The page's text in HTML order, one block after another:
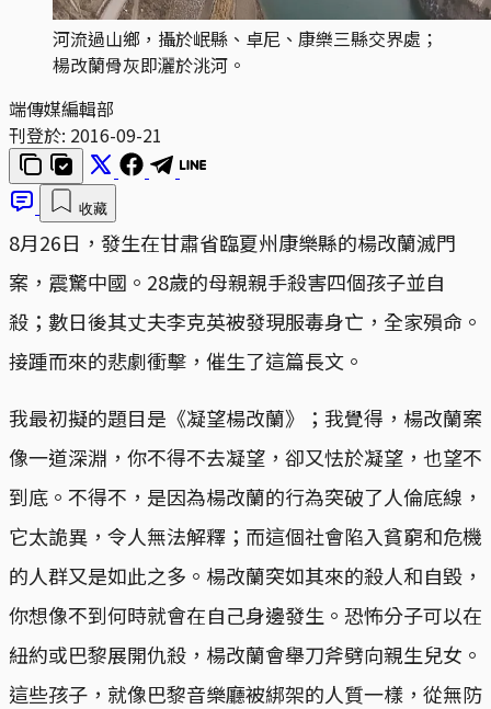
河流過山鄉，攝於岷縣、卓尼、康樂三縣交界處；
楊改蘭骨灰即灑於洮河。
端傳媒編輯部
刊登於: 2016-09-21
收藏
8月26日，發生在甘肅省臨夏州康樂縣的楊改蘭滅門
案，震驚中國。28歲的母親親手殺害四個孩子並自
殺；數日後其丈夫李克英被發現服毒身亡，全家殞命。
接踵而來的悲劇衝擊，催生了這篇長文。
我最初擬的題目是《凝望楊改蘭》；我覺得，楊改蘭案
像一道深淵，你不得不去凝望，卻又怯於凝望，也望不
到底。不得不，是因為楊改蘭的行為突破了人倫底線，
它太詭異，令人無法解釋；而這個社會陷入貧窮和危機
的人群又是如此之多。楊改蘭突如其來的殺人和自毀，
你想像不到何時就會在自己身邊發生。恐怖分子可以在
紐約或巴黎展開仇殺，楊改蘭會舉刀斧劈向親生兒女。
這些孩子，就像巴黎音樂廳被綁架的人質一樣，從無防